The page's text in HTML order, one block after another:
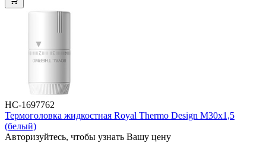
НС-1697762
Термоголовка жидкостная Royal Thermo Design М30х1,5
(белый)
Авторизуйтесь, чтобы узнать Вашу цену